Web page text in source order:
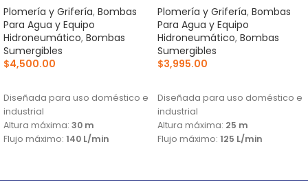
Plomería y Grifería, Bombas
Para Agua y Equipo
Hidroneumático, Bombas
Sumergibles
$4,500.00
Diseñada para uso doméstico e
industrial
Altura máxima: 30 m
Flujo máximo: 140 L/min
Plomería y Grifería, Bombas
Para Agua y Equipo
Hidroneumático, Bombas
Sumergibles
$3,995.00
Diseñada para uso doméstico e
industrial
Altura máxima: 25 m
Flujo máximo: 125 L/min